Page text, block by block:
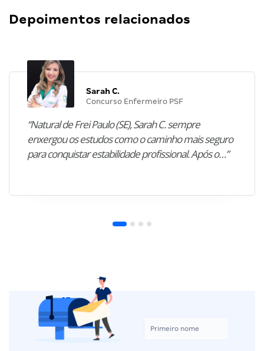
Depoimentos relacionados
Sarah C.
Concurso Enfermeiro PSF
“Natural de Frei Paulo (SE), Sarah C. sempre
enxergou os estudos como o caminho mais seguro
para conquistar estabilidade profissional. Após o…”